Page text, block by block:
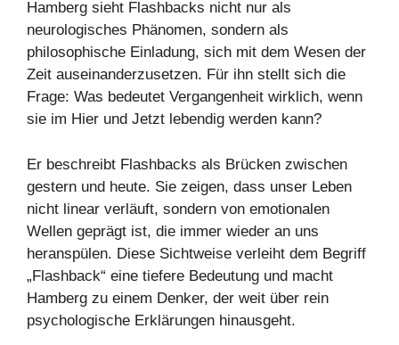
Hamberg sieht Flashbacks nicht nur als
neurologisches Phänomen, sondern als
philosophische Einladung, sich mit dem Wesen der
Zeit auseinanderzusetzen. Für ihn stellt sich die
Frage: Was bedeutet Vergangenheit wirklich, wenn
sie im Hier und Jetzt lebendig werden kann?
Er beschreibt Flashbacks als Brücken zwischen
gestern und heute. Sie zeigen, dass unser Leben
nicht linear verläuft, sondern von emotionalen
Wellen geprägt ist, die immer wieder an uns
heranspülen. Diese Sichtweise verleiht dem Begriff
„Flashback“ eine tiefere Bedeutung und macht
Hamberg zu einem Denker, der weit über rein
psychologische Erklärungen hinausgeht.